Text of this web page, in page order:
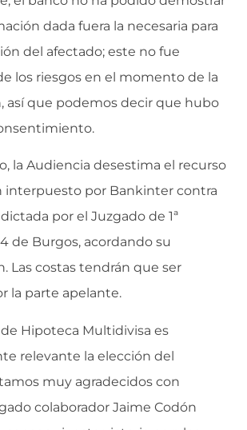
dada fuera la necesaria para
del afectado; este no fue
los riesgos en el momento de la
así que podemos decir que hubo
la Audiencia desestima el recurso
interpuesto por Bankinter contra
por el Juzgado de 1ª
de Burgos, acordando su
Las costas tendrán que ser
la parte apelante.
de Hipoteca Multidivisa es
relevante la elección del
muy agradecidos con
colaborador Jaime Codón